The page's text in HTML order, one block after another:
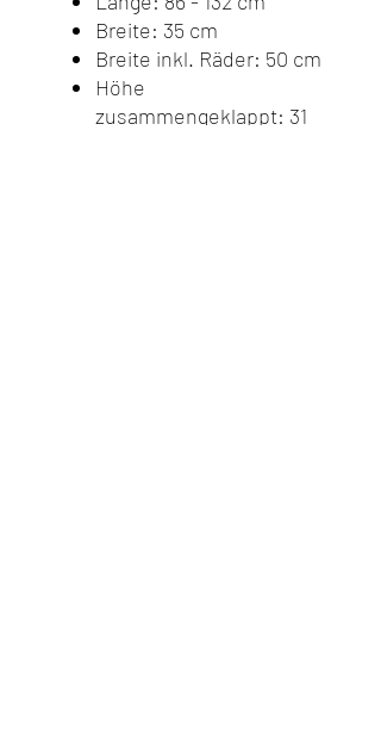
Breite: 35 cm
Breite inkl. Räder: 50 cm
Höhe
zusammengeklappt: 31